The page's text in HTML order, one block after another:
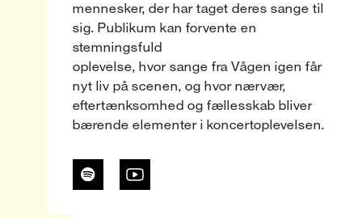
mennesker, der har taget deres sange til
sig. Publikum kan forvente en
stemningsfuld
oplevelse, hvor sange fra Vågen igen får
nyt liv på scenen, og hvor nærvær,
eftertænksomhed og fællesskab bliver
bærende elementer i koncertoplevelsen.